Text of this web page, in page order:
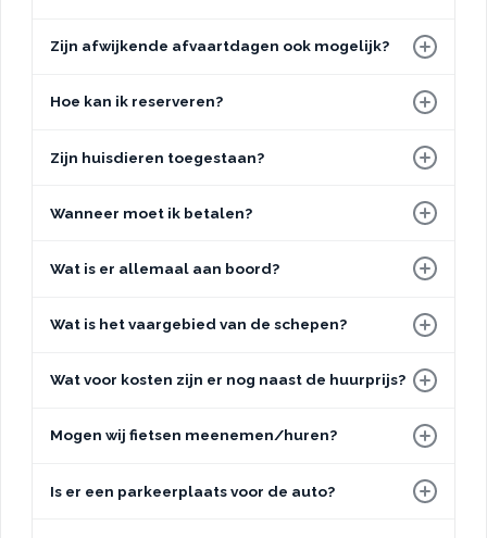
Zijn afwijkende afvaartdagen ook mogelijk?
Hoe kan ik reserveren?
Zijn huisdieren toegestaan?
Wanneer moet ik betalen?
Wat is er allemaal aan boord?
Wat is het vaargebied van de schepen?
Wat voor kosten zijn er nog naast de huurprijs?
Mogen wij fietsen meenemen/huren?
Is er een parkeerplaats voor de auto?